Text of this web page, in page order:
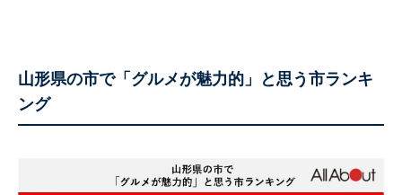
山形県の市で「グルメが魅力的」と思う市ランキ
ング